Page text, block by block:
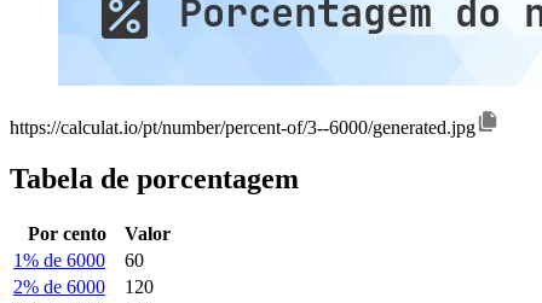
https://calculat.io/pt/number/percent-of/3--6000/generated.jpg
Tabela de porcentagem
Por cento
Valor
1% de 6000
60
2% de 6000
120